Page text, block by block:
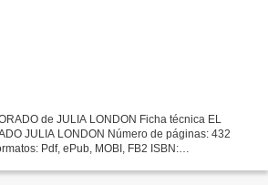
de JULIA LONDON Ficha técnica EL
JULIA LONDON Número de páginas: 432
Pdf, ePub, MOBI, FB2 ISBN: